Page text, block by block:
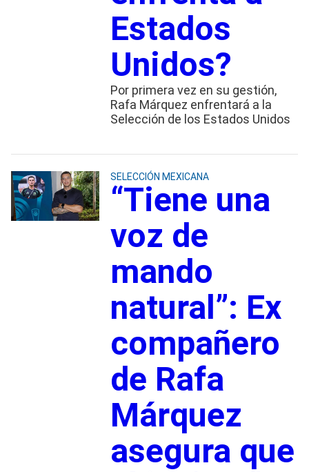
Estados
Unidos?
Por primera vez en su gestión,
Rafa Márquez enfrentará a la
Selección de los Estados Unidos
SELECCIÓN MEXICANA
“Tiene una
voz de
mando
natural”: Ex
compañero
de Rafa
Márquez
asegura que